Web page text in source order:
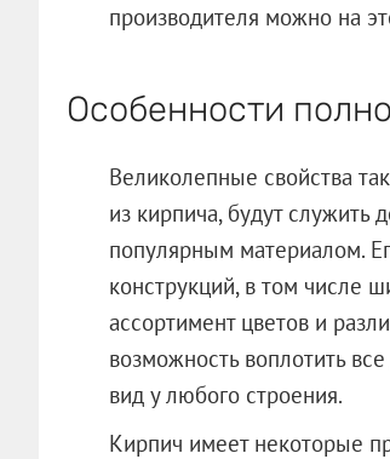
производителя можно на
Особенности
Великолепные свойства
из кирпича, будут служить
популярным материалом.
конструкций, в том числе
ассортимент цветов и
возможность воплотить
вид у любого строения.
Кирпич имеет некоторые